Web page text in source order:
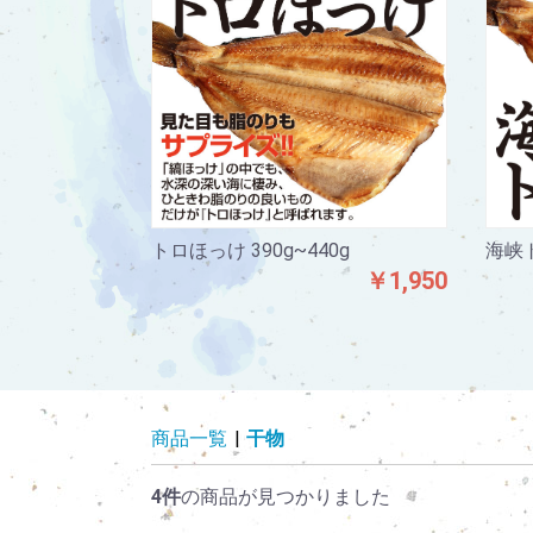
トロほっけ 390g~440g
￥1,950
海峡
商品一覧 | 干物
4件の商品が見つかりました